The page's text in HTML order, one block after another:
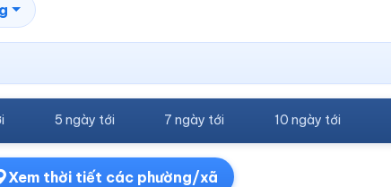
5 ngày tới 7 ngày tới 10 ngày tới
Xem thời tiết các phường/xã